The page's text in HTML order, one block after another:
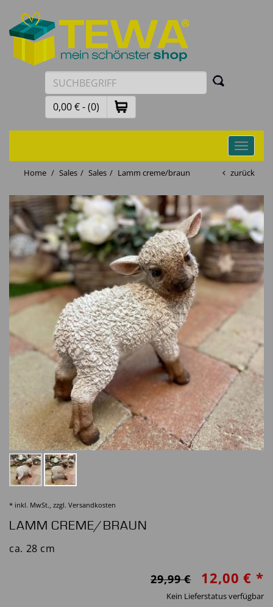
0,00 € - (0)
Toggle
Home
Sales Sales Lamm creme/braun zurück
* inkl. MwSt., zzgl. Versandkosten
LAMM CREME/BRAUN
ca. 28 cm
29,99 € 12,00 € *
Kein Lieferstatus verfügbar